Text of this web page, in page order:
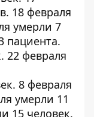
. 18 февраля
умерли 7
пациента.
. 22 февраля
. 8 февраля
умерли 11
15 человек.